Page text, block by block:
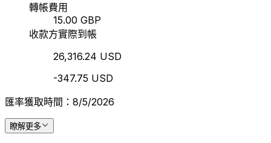
轉帳費用
15.00 GBP
收款方實際到帳
26,316.24 USD
-347.75 USD
匯率獲取時間：8/5/2026
瞭解更多